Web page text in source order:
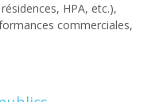
HPA, etc.),
commerciales,